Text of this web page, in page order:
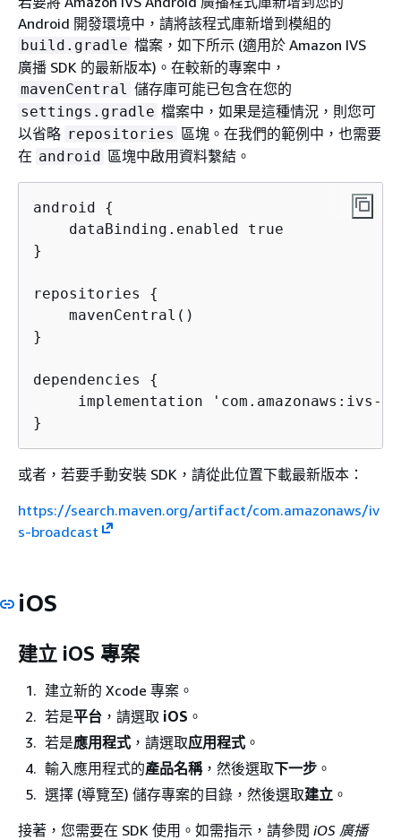
Android 開發環境中，請將該程式庫新增到模組的
build.gradle 檔案，如下所示 (適用於 Amazon IVS
廣播 SDK 的最新版本)。在較新的專案中，
mavenCentral 儲存庫可能已包含在您的
settings.gradle 檔案中，如果是這種情況，則您可
以省略 repositories 區塊。在我們的範例中，也需要
在 android 區塊中啟用資料繫結。
android {
    dataBinding.enabled true
}
repositories {
    mavenCentral()
}
dependencies {
implementation 'com.amazonaws:ivs-
}
或者，若要手動安裝 SDK，請從此位置下載最新版本：
https://search.maven.org/artifact/com.amazonaws/iv
s-broadcast
iOS
建立 iOS 專案
建立新的 Xcode 專案。
若是平台 ，請選取 iOS 。
若是應用程式 ，請選取应用程式 。
輸入應用程式的產品名稱，然後選取下一步 。
選擇 (導覽至) 儲存專案的目錄，然後選取建立 。
接著，您需要在 SDK 使用。如需指示，請參閱 iOS 廣播